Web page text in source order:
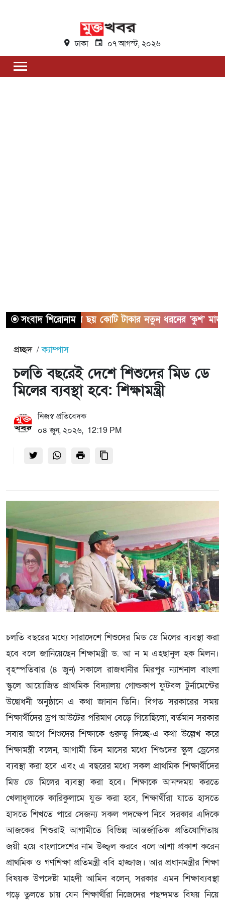
ঢাকা ০৭ আগস্ট, ২০২৬
সংবাদ শিরোনাম
সাতক্ষীরায় ছয় কোটি টাকার নতুন ধরনের ‘কুশ’ মাদকসহ
প্রচ্ছদ ক্যাম্পাস
চলতি বছরেই দেশে শিশুদের মিড ডে
মিলের ব্যবস্থা হবে: শিক্ষামন্ত্রী
নিজস্ব প্রতিবেদক
০৪ জুন, ২০২৬, 12:19 PM
চলতি বছরের মধ্যে সারাদেশে শিশুদের মিড ডে মিলের ব্যবস্থা করা
হবে বলে জানিয়েছেন শিক্ষামন্ত্রী ড. আ ন ম এহছানুল হক মিলন।
বৃহস্পতিবার (৪ জুন) সকালে রাজধানীর মিরপুর ন্যাশনাল বাংলা
স্কুলে আয়োজিত প্রাথমিক বিদ্যালয় গোল্ডকাপ ফুটবল টুর্নামেন্টের
উদ্বোধনী অনুষ্ঠানে এ কথা জানান তিনি। বিগত সরকারের সময়
শিক্ষার্থীদের ড্রপ আউটের পরিমাণ বেড়ে গিয়েছিলো, বর্তমান সরকার
সবার আগে শিশুদের শিক্ষাকে গুরুত্ব দিচ্ছে-এ কথা উল্লেখ করে
শিক্ষামন্ত্রী বলেন, আগামী তিন মাসের মধ্যে শিশুদের স্কুল ড্রেসের
ব্যবস্থা করা হবে এবং এ বছরের মধ্যে সকল প্রাথমিক শিক্ষার্থীদের
মিড ডে মিলের ব্যবস্থা করা হবে। শিক্ষাকে আনন্দময় করতে
খেলাধূলাকে কারিকুলামে যুক্ত করা হবে, শিক্ষার্থীরা যাতে হাসতে
হাসতে শিখতে পারে সেজন্য সকল পদক্ষেপ নিবে সরকার এদিকে
আজকের শিশুরাই আগামীতে বিভিন্ন আন্তর্জাতিক প্রতিযোগিতায়
জয়ী হয়ে বাংলাদেশের নাম উজ্জ্বল করবে বলে আশা প্রকাশ করেন
প্রাথমিক ও গণশিক্ষা প্রতিমন্ত্রী ববি হাজ্জাজ। আর প্রধানমন্ত্রীর শিক্ষা
বিষয়ক উপদেষ্টা মাহদী আমিন বলেন, সরকার এমন শিক্ষাব্যবস্থা
গড়ে তুলতে চায় যেন শিক্ষার্থীরা নিজেদের পছন্দমত বিষয় নিয়ে